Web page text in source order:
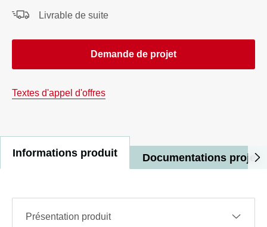
Livrable de suite
Demande de projet
Textes d'appel d'offres
Informations produit Documentations projet
Présentation produit